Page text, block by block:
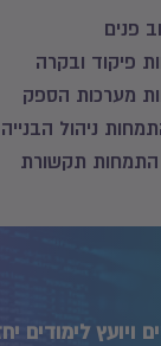
פנים
פיקוד ובקרה
מערכות הספק
ניהול הבנייה
התמחות תקשורת
ויועץ לימודים